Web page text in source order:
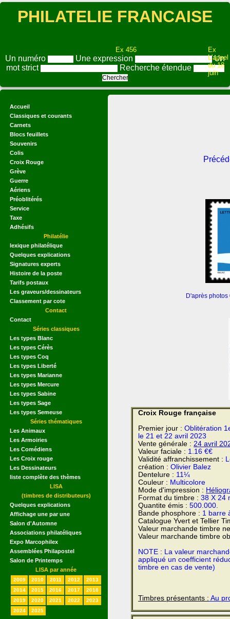
PHILATELIE FRANCAISE
Ex 456
Ex
L'appel
du 18
juin
Un numéro Une expression
Un
mot strict
Recherche étendue
Accueil
Classiques et courants
Carnets
Blocs feuillets
Souvenirs
Colis
Croix Rouge
Grève
Guerre
Aériens
Préoblitérés
Service
Taxe
Adhésifs
Philatélie
lexique philatélique
Quelques explications
Signatures experts
Histoire de la poste
Tarifs postaux
Les graveurs/dessinateurs
Classement par cote
Contact
Contact
Séries classiques
Les types Blanc
Les types Cérès
Les types Coq
Les types Liberté
Les types Marianne
Les types Mercure
Les types Sabine
Les types Sage
Les types Semeuse
Séries thématiques
Les Animaux
Les Armoiries
Les Comédiens
Les Croix rouge
Les Dessinateurs
liste complète des thèmes
LISA
(timbres de distributeurs)
Quelques explications
Affichage une par une
Salon d'Automne
Associations philatéliques
Expo Marcophilex
Assemblées Philapostel
Salon de Printemps
LISA par année
2009 2010 2011 2012
2013
2014
2015 2016 2017
2018
2019
2020 2021 2022
2023
2024
2025
D'après
Croix Rouge française
Premier jour : Oblitération
le 21 et 22 avril 2023
Vente générale : 24 avril
Valeur faciale : 1.16 €€
Validité affranchissement :
création : Olivier Balez
Dentelure : 11¼
Couleur : Multicolore
Mode d'impression :
Format du timbre : 38 X 24
Quantite émis : 500.000.
Bande phosphore : 1 barre
Catalogue Yvert et Tellier
Valeur marchande timbre
Valeur marchande timbre
NOTE : La valeur
appliqué un coefficient
timbre en cas de vente)
Timbres présentants : Au